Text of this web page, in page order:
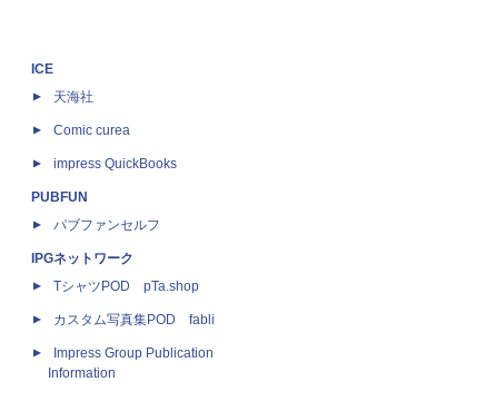
ICE
天海社
Comic curea
impress QuickBooks
PUBFUN
パブファンセルフ
IPGネットワーク
TシャツPOD pTa.shop
カスタム写真集POD fabli
Impress Group Publication
Information